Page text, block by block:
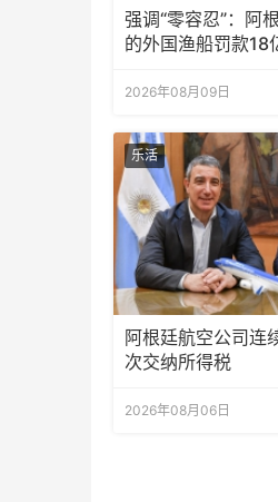
强调“零容忍”：阿
的外国渔船罚款18
2026年08月09日
乐活
阿根廷航空公司连
次交纳所得税
2026年08月06日